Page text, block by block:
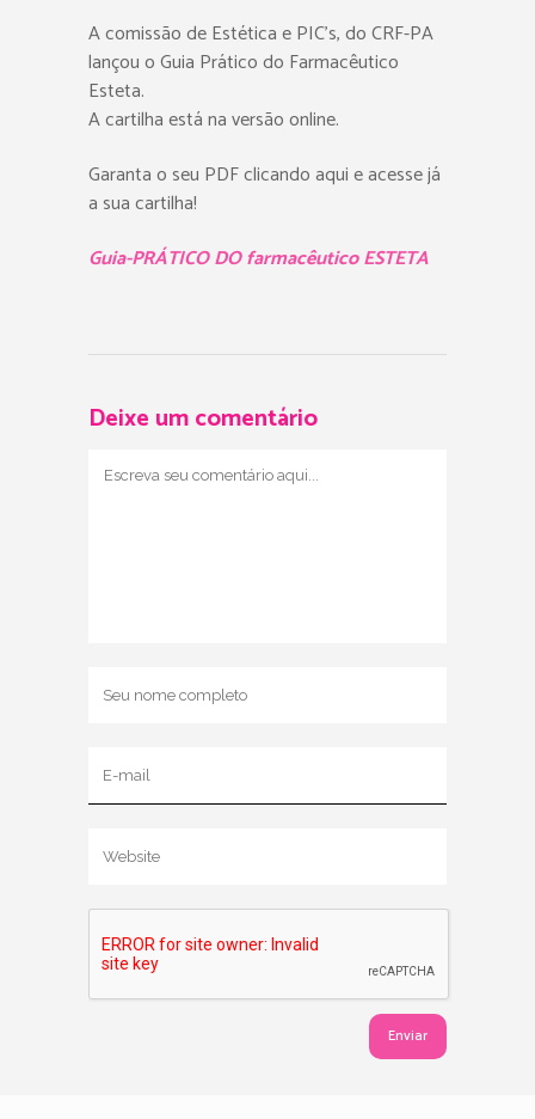
A comissão de Estética e PIC’s, do CRF-PA
lançou o Guia Prático do Farmacêutico
Esteta.
A cartilha está na versão online.
Garanta o seu PDF clicando aqui e acesse já
a sua cartilha!
Guia-PRÁTICO DO farmacêutico ESTETA
Deixe um comentário